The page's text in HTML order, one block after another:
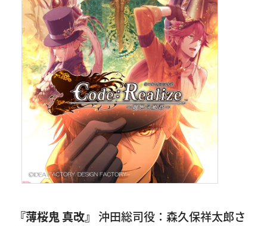
『薄桜鬼 真改』 沖田総司役：森久保祥太郎さ